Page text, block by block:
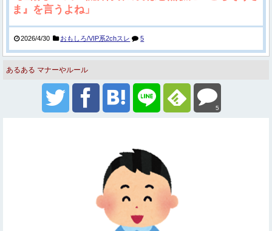
ま』を言うよね」
2026/4/30 おもしろ/VIP系2chスレ 5
あるある マナーやルール
5